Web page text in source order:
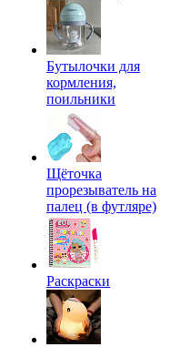
Бутылочки для
кормления,
поильники
Щёточка
прорезыватель на
палец (в футляре)
Раскраски